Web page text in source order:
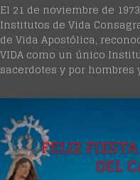
El 21 de noviembre de
Institutos de Vida
de Vida Apostólica,
VIDA como un único
sacerdotes y por
FELIZ
DEL